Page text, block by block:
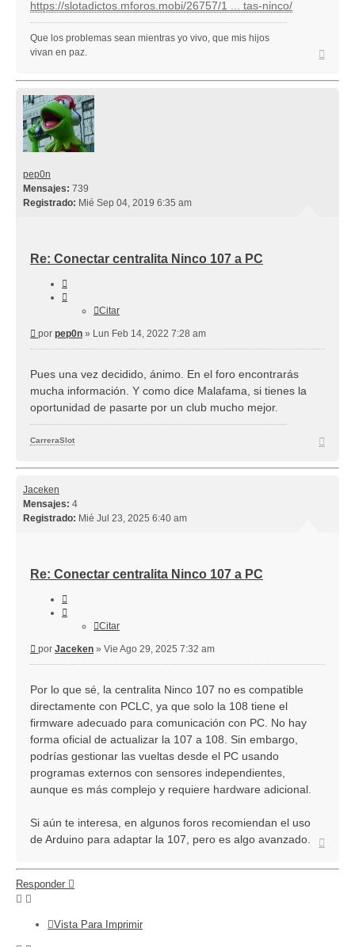
https://slotadictos.mforos.mobi/26757/1 ... tas-ninco/
Que los problemas sean mientras yo vivo, que mis hijos
vivan en paz.
pep0n
Mensajes: 739
Registrado: Mié Sep 04, 2019 6:35 am
Re: Conectar centralita Ninco 107 a PC
Citar
Mensaje
por pep0n » Lun Feb 14, 2022 7:28 am
Pues una vez decidido, ánimo. En el foro encontrarás
mucha información. Y como dice Malafama, si tienes la
oportunidad de pasarte por un club mucho mejor.
CarreraSlot
Jaceken
Mensajes: 4
Registrado: Mié Jul 23, 2025 6:40 am
Re: Conectar centralita Ninco 107 a PC
Citar
Mensaje
por Jaceken » Vie Ago 29, 2025 7:32 am
Por lo que sé, la centralita Ninco 107 no es compatible
directamente con PCLC, ya que solo la 108 tiene el
firmware adecuado para comunicación con PC. No hay
forma oficial de actualizar la 107 a 108. Sin embargo,
podrías gestionar las vueltas desde el PC usando
programas externos con sensores independientes,
aunque es más complejo y requiere hardware adicional.
Si aún te interesa, en algunos foros recomiendan el uso
de Arduino para adaptar la 107, pero es algo avanzado.
Responder
Vista Para Imprimir